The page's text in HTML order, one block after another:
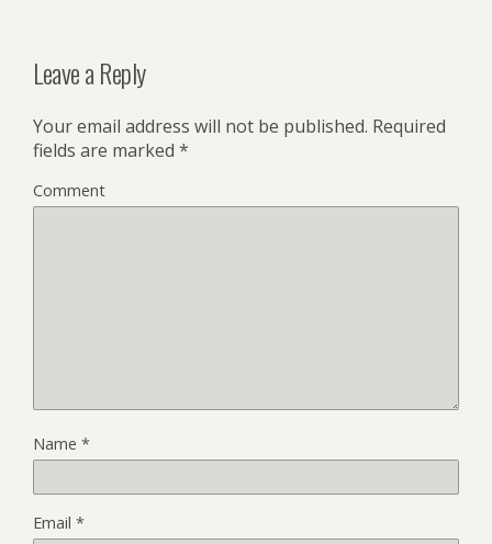
Leave a Reply
Your email address will not be published. Required
fields are marked *
Comment
Name *
Email *